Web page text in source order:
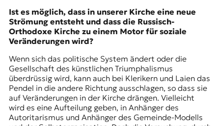
Ist es möglich, dass in unserer Kirche eine neue
Strömung entsteht und dass die Russisch-
Orthodoxe Kirche zu einem Motor für soziale
Veränderungen wird?
Wenn sich das politische System ändert oder die
Gesellschaft des künstlichen Triumphalismus
überdrüssig wird, kann auch bei Klerikern und Laien das
Pendel in die andere Richtung ausschlagen, so dass sie
auf Veränderungen in der Kirche drängen. Vielleicht
wird es eine Aufteilung geben, in Anhänger des
Autoritarismus und Anhänger des Gemeinde-Modells